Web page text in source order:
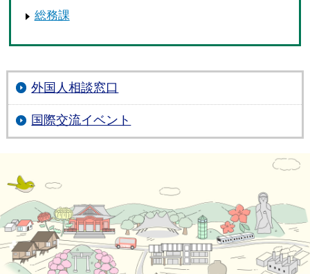
総務課
外国人相談窓口
国際交流イベント